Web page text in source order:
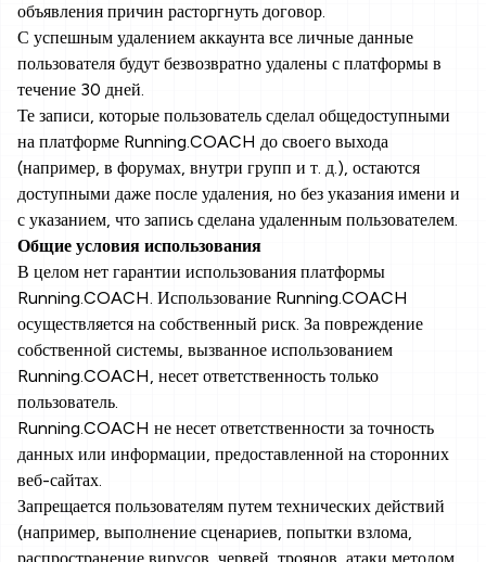
объявления причин расторгнуть договор.
С успешным удалением аккаунта все личные данные
пользователя будут безвозвратно удалены с платформы в
течение 30 дней.
Те записи, которые пользователь сделал общедоступными
на платформе Running.COACH до своего выхода
(например, в форумах, внутри групп и т. д.), остаются
доступными даже после удаления, но без указания имени и
с указанием, что запись сделана удаленным пользователем.
Общие условия использования
В целом нет гарантии использования платформы
Running.COACH. Использование Running.COACH
осуществляется на собственный риск. За повреждение
собственной системы, вызванное использованием
Running.COACH, несет ответственность только
пользователь.
Running.COACH не несет ответственности за точность
данных или информации, предоставленной на сторонних
веб-сайтах.
Запрещается пользователям путем технических действий
(например, выполнение сценариев, попытки взлома,